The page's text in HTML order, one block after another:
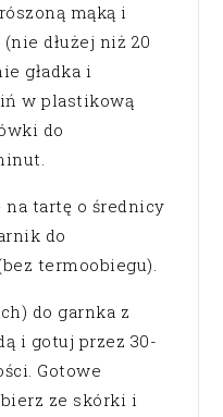
mąką i
dłużej niż 20
gładka i
w plastikową
do
na tartę o średnicy
do
termoobiegu).
do garnka z
i gotuj przez 30-
Gotowe
ze skórki i